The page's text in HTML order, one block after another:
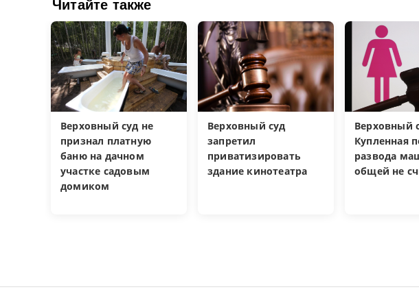
Читайте также
Верховный суд не
признал платную
баню на дачном
участке садовым
домиком
Верховный суд
запретил
приватизировать
здание кинотеатра
Верховный
Купленная
развода
общей не